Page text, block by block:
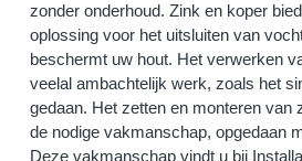
zonder onderhoud. Zink en koper
oplossing voor het uitsluiten van
beschermt uw hout. Het verwerken
veelal ambachtelijk werk, zoals het
gedaan. Het zetten en monteren van
de nodige vakmanschap, opgedaan
Deze vakmanschap vindt u bij